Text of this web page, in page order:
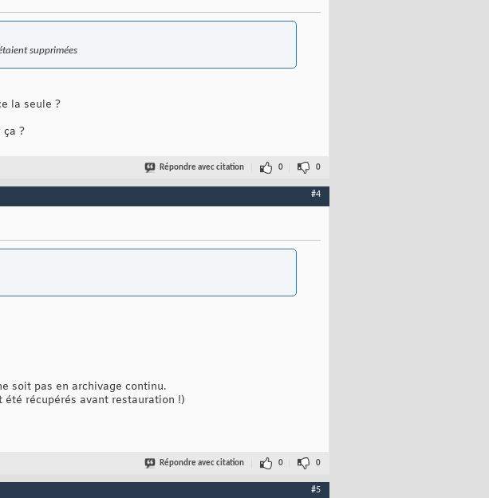
supprimées
la seule ?
ça ?
Répondre avec citation 0 0
#4
soit pas en archivage continu.
récupérés avant restauration !)
Répondre avec citation 0 0
#5